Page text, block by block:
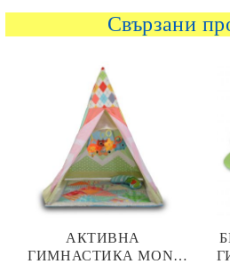
Свързани
АКТИВНА
ГИМНАСТИКА MONI